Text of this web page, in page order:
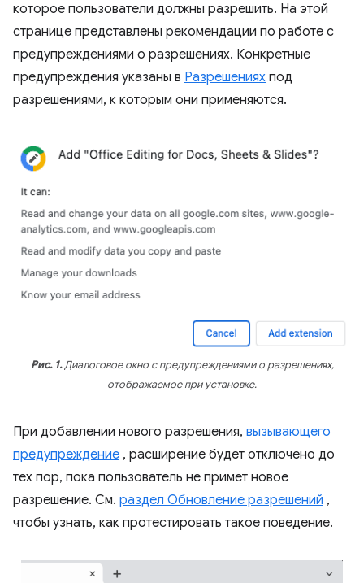
которое пользователи должны разрешить. На этой
странице представлены рекомендации по работе с
предупреждениями о разрешениях. Конкретные
предупреждения указаны в Разрешениях под
разрешениями, к которым они применяются.
Рис. 1.Диалоговое окно с предупреждениями о разрешениях,
отображаемое при установке.
При добавлении нового разрешения, вызывающего
предупреждение , расширение будет отключено до
тех пор, пока пользователь не примет новое
разрешение. См. раздел Обновление разрешений ,
чтобы узнать, как протестировать такое поведение.